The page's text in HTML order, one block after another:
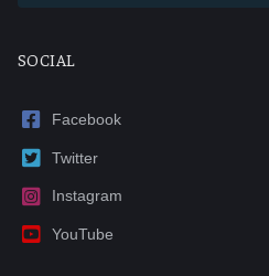
SOCIAL
Facebook
Twitter
Instagram
YouTube